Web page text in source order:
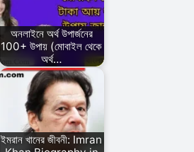
অনলাইনে অর্থ উপার্জনের
100+ উপায় (মোবাইল থেকে
অর্থ…
ইমরান খানের জীবনী: Imran